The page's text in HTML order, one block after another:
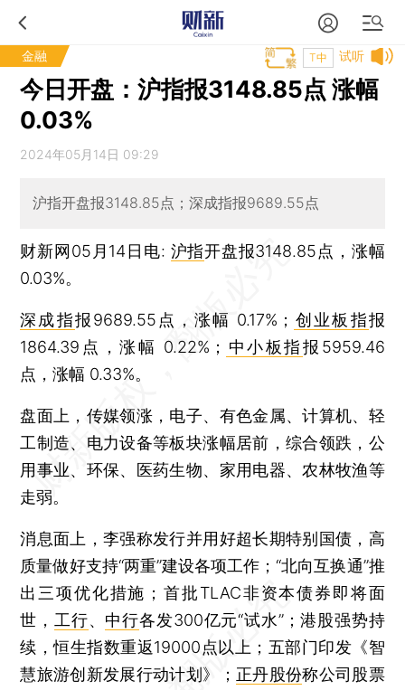
金融 试听
T中
今日开盘：沪指报3148.85点 涨幅
0.03%
2024年05月14日 09:29
沪指开盘报3148.85点；深成指报9689.55点
财新网05月14日电: 沪指开盘报3148.85点，涨幅
0.03%。
深成指报9689.55点，涨幅 0.17%； 创业板指报
1864.39点，涨幅 0.22%； 中小板指报5959.46
点，涨幅 0.33%。
盘面上，传媒领涨，电子、有色金属、计算机、轻
工制造、电力设备等板块涨幅居前，综合领跌，公
用事业、环保、医药生物、家用电器、农林牧渔等
走弱。
消息面上，李强称发行并用好超长期特别国债，高
质量做好支持“两重”建设各项工作；“北向互换通”推
出三项优化措施；首批TLAC非资本债券即将面
世， 工行、 中行各发300亿元“试水”；港股强势持
续，恒生指数重返19000点以上；五部门印发《智
慧旅游创新发展行动计划》； 正丹股份称公司股票